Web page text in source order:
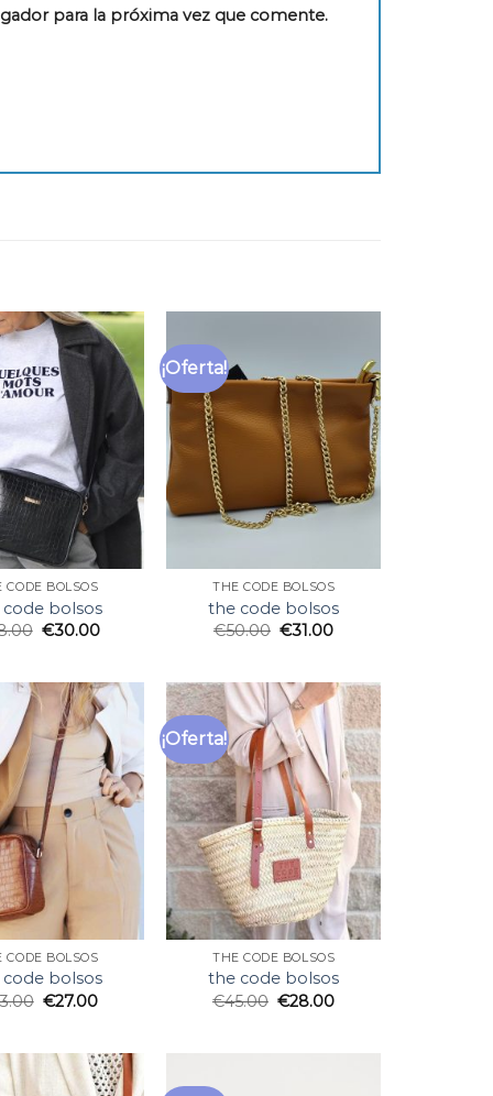
para la próxima vez que comente.
CODE BOLSOS
bolsos
€30.00
¡Oferta!
THE CODE BOLSOS
the code bolsos
€50.00 €31.00
CODE BOLSOS
bolsos
€27.00
¡Oferta!
THE CODE BOLSOS
the code bolsos
€45.00 €28.00